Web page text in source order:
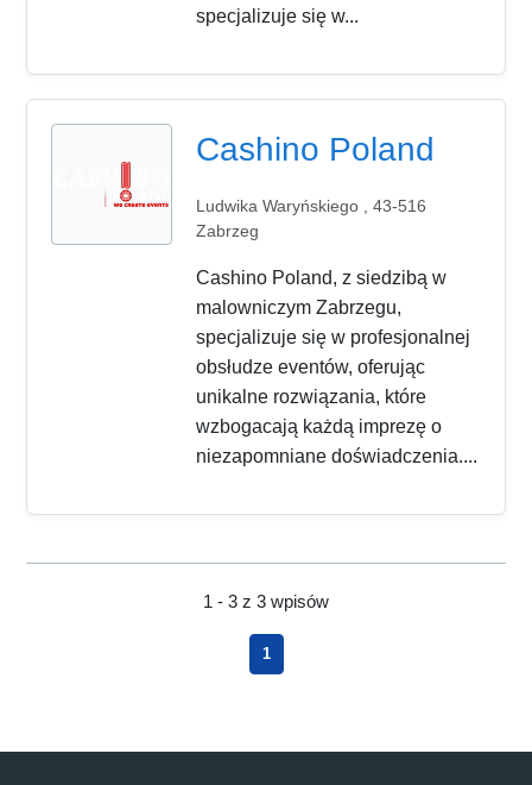
specjalizuje się w...
Cashino Poland
Ludwika Waryńskiego , 43-516
Zabrzeg
Cashino Poland, z siedzibą w
malowniczym Zabrzegu,
specjalizuje się w profesjonalnej
obsłudze eventów, oferując
unikalne rozwiązania, które
wzbogacają każdą imprezę o
niezapomniane doświadczenia....
1 - 3 z 3 wpisów
1